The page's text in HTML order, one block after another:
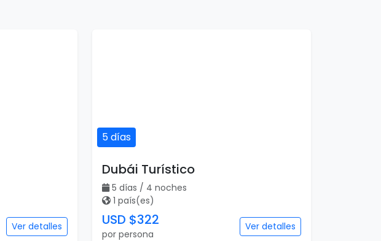
Ver detalles
5 días
Dubái Turístico
5 días / 4 noches
1 país(es)
USD $322
por persona
Ver detalles